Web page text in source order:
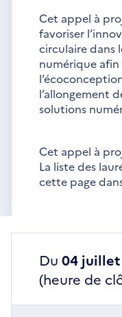
Cet appel à
favoriser
circulaire dans
numérique
l’allongement
solutions
Cet appel à
La liste des
cette page
Du 04
(heure de